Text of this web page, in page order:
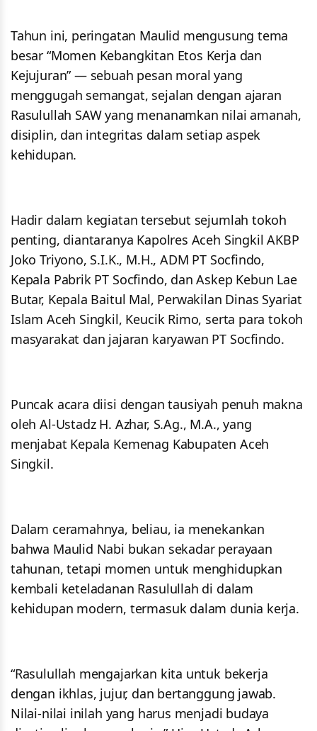
Tahun ini, peringatan Maulid mengusung tema
besar “Momen Kebangkitan Etos Kerja dan
Kejujuran” — sebuah pesan moral yang
menggugah semangat, sejalan dengan ajaran
Rasulullah SAW yang menanamkan nilai amanah,
disiplin, dan integritas dalam setiap aspek
kehidupan.
Hadir dalam kegiatan tersebut sejumlah tokoh
penting, diantaranya Kapolres Aceh Singkil AKBP
Joko Triyono, S.I.K., M.H., ADM PT Socfindo,
Kepala Pabrik PT Socfindo, dan Askep Kebun Lae
Butar, Kepala Baitul Mal, Perwakilan Dinas Syariat
Islam Aceh Singkil, Keucik Rimo, serta para tokoh
masyarakat dan jajaran karyawan PT Socfindo.
Puncak acara diisi dengan tausiyah penuh makna
oleh Al-Ustadz H. Azhar, S.Ag., M.A., yang
menjabat Kepala Kemenag Kabupaten Aceh
Singkil.
Dalam ceramahnya, beliau, ia menekankan
bahwa Maulid Nabi bukan sekadar perayaan
tahunan, tetapi momen untuk menghidupkan
kembali keteladanan Rasulullah di dalam
kehidupan modern, termasuk dalam dunia kerja.
“Rasulullah mengajarkan kita untuk bekerja
dengan ikhlas, jujur, dan bertanggung jawab.
Nilai-nilai inilah yang harus menjadi budaya